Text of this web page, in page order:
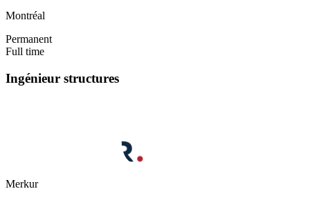
Montréal
Permanent
Full time
Ingénieur structures
Merkur